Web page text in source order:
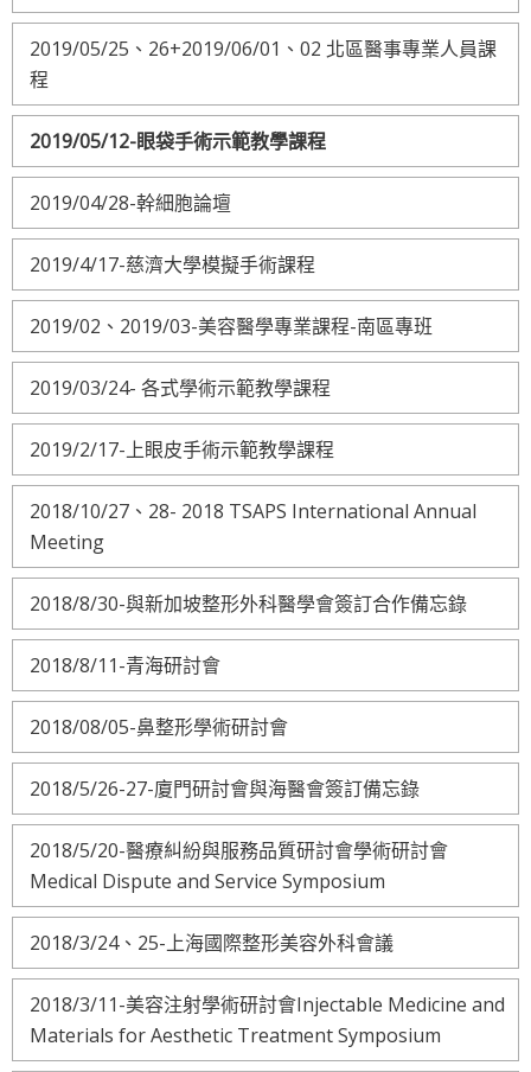
2019/05/25、26+2019/06/01、02 北區醫事專業人員課
程
2019/05/12-眼袋手術示範教學課程
2019/04/28-幹細胞論壇
2019/4/17-慈濟大學模擬手術課程
2019/02、2019/03-美容醫學專業課程-南區專班
2019/03/24- 各式學術示範教學課程
2019/2/17-上眼皮手術示範教學課程
2018/10/27、28- 2018 TSAPS International Annual
Meeting
2018/8/30-與新加坡整形外科醫學會簽訂合作備忘錄
2018/8/11-青海研討會
2018/08/05-鼻整形學術研討會
2018/5/26-27-廈門研討會與海醫會簽訂備忘錄
2018/5/20-醫療糾紛與服務品質研討會學術研討會
Medical Dispute and Service Symposium
2018/3/24、25-上海國際整形美容外科會議
2018/3/11-美容注射學術研討會Injectable Medicine and
Materials for Aesthetic Treatment Symposium